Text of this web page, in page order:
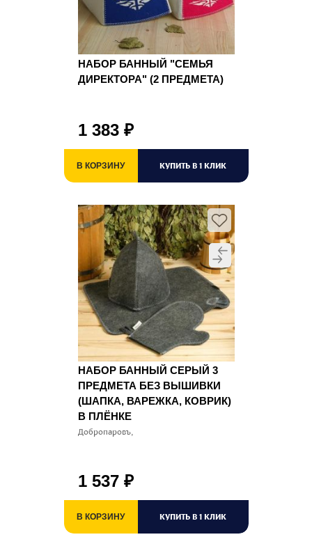
НАБОР БАННЫЙ "СЕМЬЯ
ДИРЕКТОРА" (2 ПРЕДМЕТА)
1 383 ₽
В КОРЗИНУ КУПИТЬ В 1 КЛИК
НАБОР БАННЫЙ СЕРЫЙ 3
ПРЕДМЕТА БЕЗ ВЫШИВКИ
(ШАПКА, ВАРЕЖКА, КОВРИК)
В ПЛЁНКЕ
Добропаровъ,
1 537 ₽
В КОРЗИНУ КУПИТЬ В 1 КЛИК